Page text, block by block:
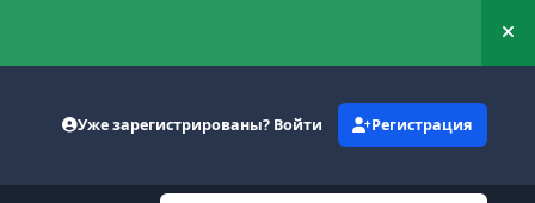
Уже зарегистрированы? Войти Регистрация